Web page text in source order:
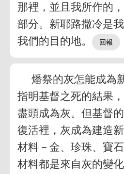
那裡，並且我所作的
部分。新耶路撒冷是
我們的目的地。
燔祭的灰怎能成為
指明基督之死的結果
盡頭成為灰。但基督
復活裡，灰成為建造
材料－金、珍珠、寶
材料都是來自灰的變